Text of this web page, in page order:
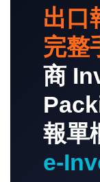
出口
完整
商
報單
e-